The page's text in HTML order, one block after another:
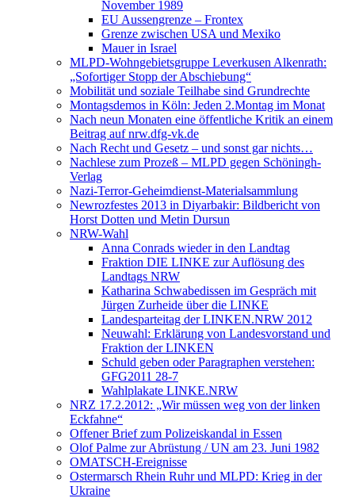
November 1989
EU Aussengrenze – Frontex
Grenze zwischen USA und Mexiko
Mauer in Israel
MLPD-Wohngebietsgruppe Leverkusen Alkenrath:
„Sofortiger Stopp der Abschiebung“
Mobilität und soziale Teilhabe sind Grundrechte
Montagsdemos in Köln: Jeden 2.Montag im Monat
Nach neun Monaten eine öffentliche Kritik an einem
Beitrag auf nrw.dfg-vk.de
Nach Recht und Gesetz – und sonst gar nichts…
Nachlese zum Prozeß – MLPD gegen Schöningh-
Verlag
Nazi-Terror-Geheimdienst-Materialsammlung
Newrozfestes 2013 in Diyarbakir: Bildbericht von
Horst Dotten und Metin Dursun
NRW-Wahl
Anna Conrads wieder in den Landtag
Fraktion DIE LINKE zur Auflösung des
Landtags NRW
Katharina Schwabedissen im Gespräch mit
Jürgen Zurheide über die LINKE
Landesparteitag der LINKEN.NRW 2012
Neuwahl: Erklärung von Landesvorstand und
Fraktion der LINKEN
Schuld geben oder Paragraphen verstehen:
GFG2011 28-7
Wahlplakate LINKE.NRW
NRZ 17.2.2012: „Wir müssen weg von der linken
Eckfahne“
Offener Brief zum Polizeiskandal in Essen
Olof Palme zur Abrüstung / UN am 23. Juni 1982
OMATSCH-Ereignisse
Ostermarsch Rhein Ruhr und MLPD: Krieg in der
Ukraine